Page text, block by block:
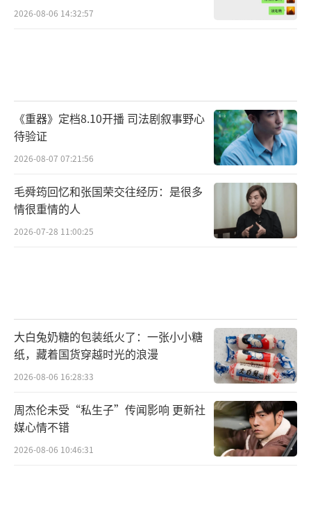
2026-08-06 14:32:57
《重器》定档8.10开播 司法剧叙事野心
待验证
2026-08-07 07:21:56
毛舜筠回忆和张国荣交往经历：是很多
情很重情的人
2026-07-28 11:00:25
大白兔奶糖的包装纸火了：一张小小糖
纸，藏着国货穿越时光的浪漫
2026-08-06 16:28:33
周杰伦未受“私生子”传闻影响 更新社
媒心情不错
2026-08-06 10:46:31